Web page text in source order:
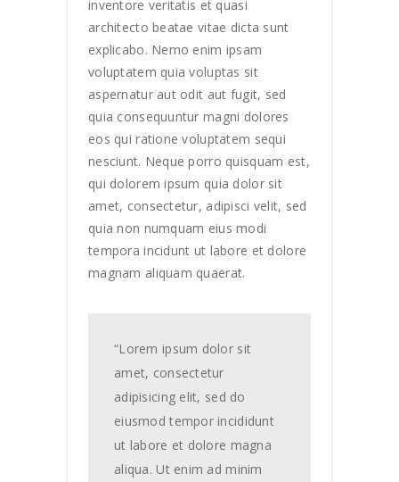
inventore veritatis et quasi
architecto beatae vitae dicta sunt
explicabo. Nemo enim ipsam
voluptatem quia voluptas sit
aspernatur aut odit aut fugit, sed
quia consequuntur magni dolores
eos qui ratione voluptatem sequi
nesciunt. Neque porro quisquam est,
qui dolorem ipsum quia dolor sit
amet, consectetur, adipisci velit, sed
quia non numquam eius modi
tempora incidunt ut labore et dolore
magnam aliquam quaerat.
“Lorem ipsum dolor sit
amet, consectetur
adipisicing elit, sed do
eiusmod tempor incididunt
ut labore et dolore magna
aliqua. Ut enim ad minim